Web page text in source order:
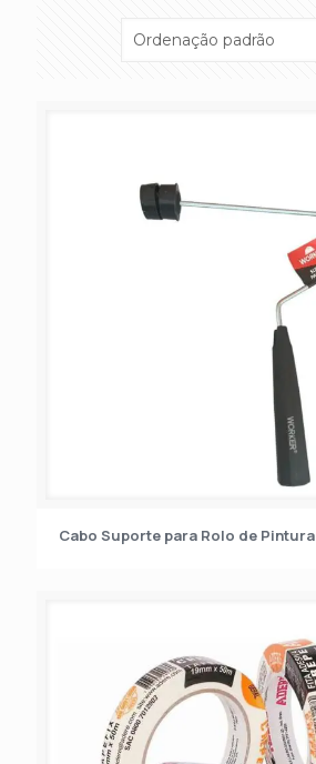
Cabo Suporte para Rolo de Pintura